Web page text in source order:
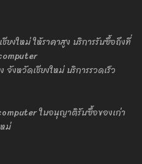
งใหม่ ให้ราคาสูง บริการรับซื้อถึงที่
หวัดเชียงใหม่ บริการรวดเร็ว
ใบอนุญาติรับซื้อของเก่า
ม่